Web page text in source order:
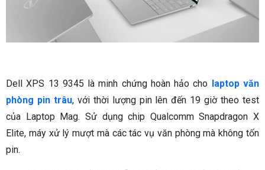
Dell XPS 13 9345 là minh chứng hoàn hảo cho laptop văn
phòng pin trâu, với thời lượng pin lên đến 19 giờ theo test
của Laptop Mag. Sử dụng chip Qualcomm Snapdragon X
Elite, máy xử lý mượt mà các tác vụ văn phòng mà không tốn
pin.